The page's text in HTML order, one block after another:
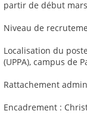
partir de début
Niveau de
Localisation du
(UPPA), campus de
Rattachement
Encadrement :